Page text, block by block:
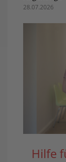
28.07.2026
Hilfe